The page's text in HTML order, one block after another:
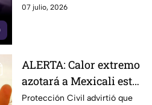
fue retirado de sus funciones.
07 julio, 2026
ALERTA: Calor extremo
azotará a Mexicali esta
semana; temperaturas
Protección Civil advirtió que